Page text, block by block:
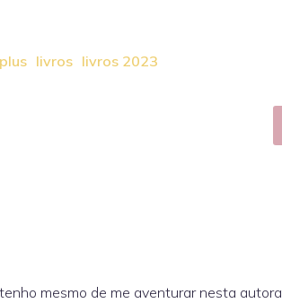
livros livros 2023
mesmo de me aventurar nesta autora